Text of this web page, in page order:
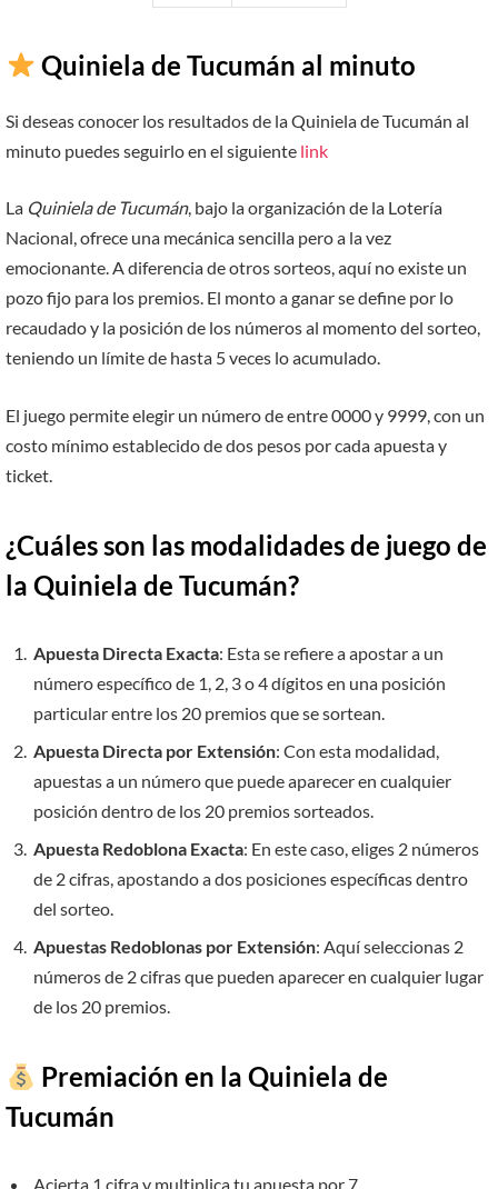
Quiniela de Tucumán al minuto
Si deseas conocer los resultados de la Quiniela de Tucumán al
minuto puedes seguirlo en el siguiente link
La Quiniela de Tucumán, bajo la organización de la Lotería
Nacional, ofrece una mecánica sencilla pero a la vez
emocionante. A diferencia de otros sorteos, aquí no existe un
pozo fijo para los premios. El monto a ganar se define por lo
recaudado y la posición de los números al momento del sorteo,
teniendo un límite de hasta 5 veces lo acumulado.
El juego permite elegir un número de entre 0000 y 9999, con un
costo mínimo establecido de dos pesos por cada apuesta y
ticket.
¿Cuáles son las modalidades de juego de
la Quiniela de Tucumán?
Apuesta Directa Exacta: Esta se refiere a apostar a un
número específico de 1, 2, 3 o 4 dígitos en una posición
particular entre los 20 premios que se sortean.
Apuesta Directa por Extensión: Con esta modalidad,
apuestas a un número que puede aparecer en cualquier
posición dentro de los 20 premios sorteados.
Apuesta Redoblona Exacta: En este caso, eliges 2 números
de 2 cifras, apostando a dos posiciones específicas dentro
del sorteo.
Apuestas Redoblonas por Extensión: Aquí seleccionas 2
números de 2 cifras que pueden aparecer en cualquier lugar
de los 20 premios.
Premiación en la Quiniela de
Tucumán
Acierta 1 cifra y multiplica tu apuesta por 7.